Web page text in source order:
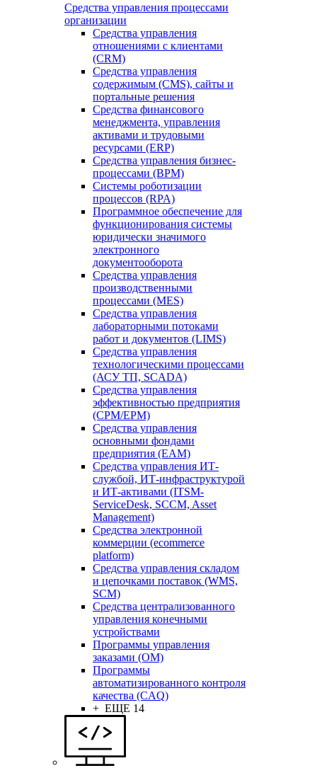
Средства управления процессами
организации
Средства управления
отношениями с клиентами
(CRM)
Средства управления
содержимым (CMS), сайты и
портальные решения
Средства финансового
менеджмента, управления
активами и трудовыми
ресурсами (ERP)
Средства управления бизнес-
процессами (BPM)
Системы роботизации
процессов (RPA)
Программное обеспечение для
функционирования системы
юридически значимого
электронного
документооборота
Средства управления
производственными
процессами (MES)
Средства управления
лабораторными потоками
работ и документов (LIMS)
Средства управления
технологическими процессами
(АСУ ТП, SCADA)
Средства управления
эффективностью предприятия
(CPM/EPM)
Средства управления
основными фондами
предприятия (EAM)
Средства управления ИТ-
службой, ИТ-инфраструктурой
и ИТ-активами (ITSM-
ServiceDesk, SCCM, Asset
Management)
Средства электронной
коммерции (ecommerce
platform)
Средства управления складом
и цепочками поставок (WMS,
SCM)
Средства централизованного
управления конечными
устройствами
Программы управления
заказами (OM)
Программы
автоматизированного контроля
качества (CAQ)
+ ЕЩЕ 14